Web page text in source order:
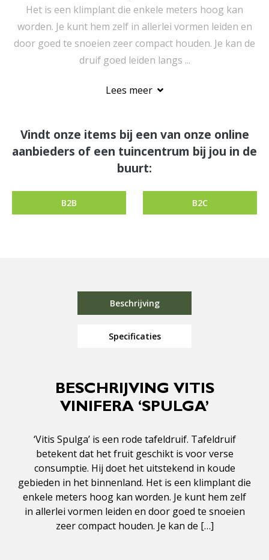
Het is een klimplant die enkele meters hoog kan
worden. Je kunt hem zelf in allerlei vormen leiden en
door goed te snoeien zeer compact houden. Je kan de
druif goed leiden langs ...
Lees meer
Vindt onze items bij een van onze online
aanbieders of een tuincentrum bij jou in de
buurt:
B2B B2C
Beschrijving
Specificaties
BESCHRIJVING VITIS
VINIFERA ‘SPULGA’
‘Vitis Spulga’ is een rode tafeldruif. Tafeldruif
betekent dat het fruit geschikt is voor verse
consumptie. Hij doet het uitstekend in koude
gebieden in het binnenland. Het is een klimplant die
enkele meters hoog kan worden. Je kunt hem zelf
in allerlei vormen leiden en door goed te snoeien
zeer compact houden. Je kan de […]